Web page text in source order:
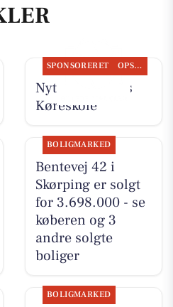
SPONSORERET OPSLAGSTAVLEN
Nyt fra Kudahls
Køreskole
BOLIGMARKED
Bentevej 42 i
Skørping er solgt
for 3.698.000 - se
køberen og 3
andre solgte
boliger
BOLIGMARKED